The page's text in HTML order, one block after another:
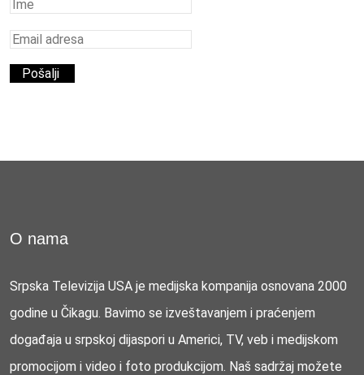
O nama
Srpska Televizija USA je medijska kompanija osnovana 2000
godine u Čikagu. Bavimo se izveštavanjem i praćenjem
događaja u srpskoj dijaspori u Americi, TV, veb i medijskom
promocijom i video i foto produkcijom. Naš sadržaj možete